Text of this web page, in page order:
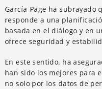
García-Page ha
responde a una
basada en el diálogo y en
ofrece seguridad y
En este sentido, ha
han sido los mejores para
no solo por los datos de